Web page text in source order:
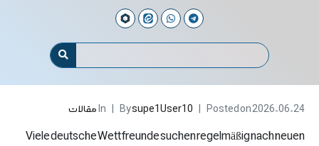
Posted on2026-06-24
Bysupe1User10
Inمقالات
Viele deutsche Wettfreunde suchen regelmäßig nach neuen